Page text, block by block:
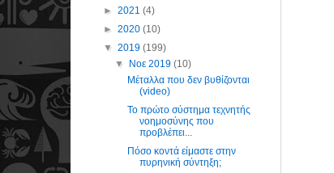
► 2021 (4)
► 2020 (10)
▼ 2019 (199)
▼ Νοε 2019(10)
Μέταλλα που δεν βυθίζονται
(video)
Το πρώτο σύστημα τεχνητής
νοημοσύνης που
προβλέπει...
Πόσο κοντά είμαστε στην
πυρηνική σύντηξη;